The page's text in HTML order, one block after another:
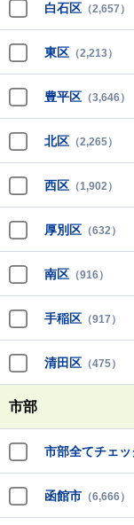
白石区 （2,657）
東区 （2,213）
豊平区 （3,646）
北区 （2,265）
西区 （1,902）
厚別区 （632）
南区 （916）
手稲区 （917）
清田区 （475）
市部
市部全てチェッ
函館市 （6,666）